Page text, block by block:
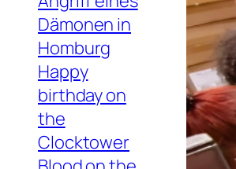
Dämonen in
Homburg
Happy
birthday on
the
Clocktower